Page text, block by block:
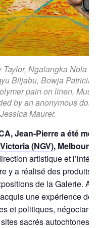
Ngalangka Nola
Biljabu, Bowja Patricia
pain on linen,
by an anonymous
Jessica Maurer.
Jean-Pierre a été
(NGV),
artistique et
y a réalisé des produits
de la Galerie.
une expérience de
et politiques, négociant
sacrés autochtones,